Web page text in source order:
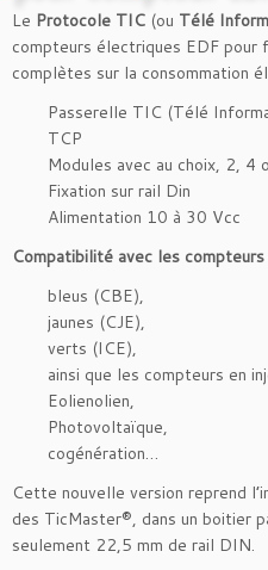
Le Protocole TIC (ou Télé
compteurs électriques EDF pour
complètes sur la consommation
Passerelle TIC (Télé
TCP
Modules avec au choix, 2, 4
Fixation sur rail Din
Alimentation 10 à 30 Vcc
Compatibilité avec les compteurs
bleus (CBE),
jaunes (CJE),
verts (ICE),
ainsi que les compteurs en
Eolienolien,
Photovoltaïque,
cogénération…
Cette nouvelle version reprend
des TicMaster®, dans un boitier
seulement 22,5 mm de rail DIN.